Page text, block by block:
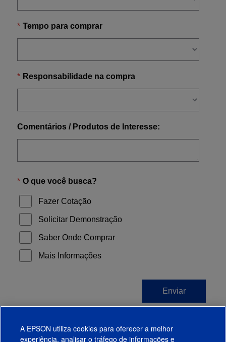
A EPSON utiliza cookies para oferecer a melhor
experiência, analisar o tráfego de informações e